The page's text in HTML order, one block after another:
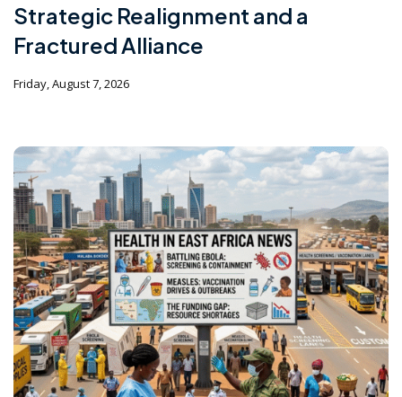
Strategic Realignment and a
Fractured Alliance
Friday, August 7, 2026